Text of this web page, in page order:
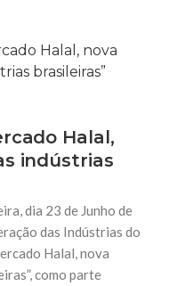
Halal,
indústrias
dia 23 de Junho de
das Indústrias do
Halal, nova
como parte